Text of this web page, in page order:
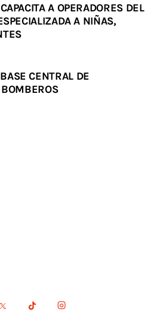
A OPERADORES DEL
A NIÑAS,
CENTRAL DE